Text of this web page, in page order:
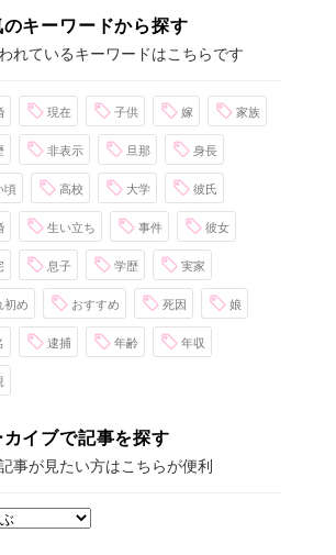
のキーワードから探す
れているキーワードはこちらです
現在 子供 嫁 家族
非表示 旦那 身長
頃 高校 大学 彼氏
生い立ち 事件 彼女
息子 学歴 実家
初め おすすめ 死因 娘
逮捕 年齢 年収
カイブで記事を探す
事が見たい方はこちらが便利